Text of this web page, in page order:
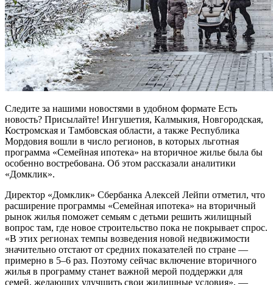
Следите за нашими новостями в удобном формате Есть
новость? Присылайте! Ингушетия, Калмыкия, Новгородская,
Костромская и Тамбовская области, а также Республика
Мордовия вошли в число регионов, в которых льготная
программа «Семейная ипотека» на вторичное жилье была бы
особенно востребована. Об этом рассказали аналитики
«Домклик».
Директор «Домклик» Сбербанка Алексей Лейпи отметил, что
расширение программы «Семейная ипотека» на вторичный
рынок жилья поможет семьям с детьми решить жилищный
вопрос там, где новое строительство пока не покрывает спрос.
«В этих регионах темпы возведения новой недвижимости
значительно отстают от средних показателей по стране —
примерно в 5–6 раз. Поэтому сейчас включение вторичного
жилья в программу станет важной мерой поддержки для
семей, желающих улучшить свои жилищные условия», —